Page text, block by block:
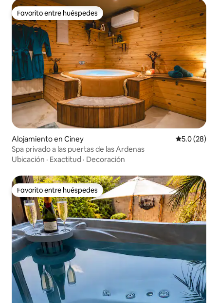
Favorito entre huéspedes
Favorito entre huéspedes
Alojamiento en Ciney Calificación
5.0 (28)
Spa privado a las puertas de las Ardenas
Ubicación · Exactitud · Decoración
Favorito entre huéspedes
Favorito entre huéspedes